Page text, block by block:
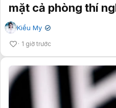
mặt cả phòng thí
Kiều My ✔
1 giờ trước